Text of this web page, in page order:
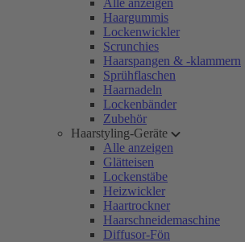
Alle anzeigen
Haargummis
Lockenwickler
Scrunchies
Haarspangen & -klammern
Sprühflaschen
Haarnadeln
Lockenbänder
Zubehör
Haarstyling-Geräte
Alle anzeigen
Glätteisen
Lockenstäbe
Heizwickler
Haartrockner
Haarschneidemaschine
Diffusor-Fön